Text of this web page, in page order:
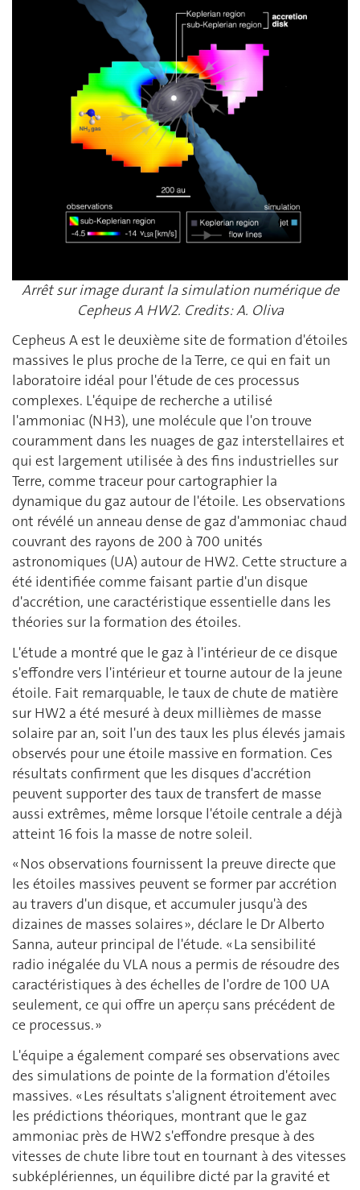
Arrêt sur image durant la simulation numérique de
Cepheus A HW2. Credits: A. Oliva
Cepheus A est le deuxième site de formation d'étoiles
massives le plus proche de la Terre, ce qui en fait un
laboratoire idéal pour l'étude de ces processus
complexes. L'équipe de recherche a utilisé
l'ammoniac (NH3), une molécule que l'on trouve
couramment dans les nuages de gaz interstellaires et
qui est largement utilisée à des fins industrielles sur
Terre, comme traceur pour cartographier la
dynamique du gaz autour de l'étoile. Les observations
ont révélé un anneau dense de gaz d'ammoniac chaud
couvrant des rayons de 200 à 700 unités
astronomiques (UA) autour de HW2. Cette structure a
été identifiée comme faisant partie d'un disque
d'accrétion, une caractéristique essentielle dans les
théories sur la formation des étoiles.
L'étude a montré que le gaz à l'intérieur de ce disque
s'effondre vers l'intérieur et tourne autour de la jeune
étoile. Fait remarquable, le taux de chute de matière
sur HW2 a été mesuré à deux millièmes de masse
solaire par an, soit l'un des taux les plus élevés jamais
observés pour une étoile massive en formation. Ces
résultats confirment que les disques d'accrétion
peuvent supporter des taux de transfert de masse
aussi extrêmes, même lorsque l'étoile centrale a déjà
atteint 16 fois la masse de notre soleil.
« Nos observations fournissent la preuve directe que
les étoiles massives peuvent se former par accrétion
au travers d'un disque, et accumuler jusqu'à des
dizaines de masses solaires », déclare le Dr Alberto
Sanna, auteur principal de l'étude. « La sensibilité
radio inégalée du VLA nous a permis de résoudre des
caractéristiques à des échelles de l'ordre de 100 UA
seulement, ce qui offre un aperçu sans précédent de
ce processus. »
L'équipe a également comparé ses observations avec
des simulations de pointe de la formation d'étoiles
massives. « Les résultats s'alignent étroitement avec
les prédictions théoriques, montrant que le gaz
ammoniac près de HW2 s'effondre presque à des
vitesses de chute libre tout en tournant à des vitesses
subképlériennes, un équilibre dicté par la gravité et